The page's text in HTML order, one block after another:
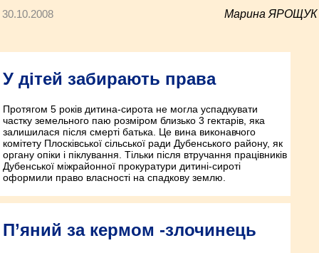
30.10.2008 Марина ЯРОЩУК
У дітей забирають права
Протягом 5 років дитина-сирота не могла успадкувати
частку земельного паю розміром близько 3 гектарів, яка
залишилася після смерті батька. Це вина виконавчого
комітету Плосківської сільської ради Дубенського району, як
органу опіки і піклування. Тільки після втручання працівників
Дубенської міжрайонної прокуратури дитині-сироті
оформили право власності на спадкову землю.
П’яний за кермом -злочинець